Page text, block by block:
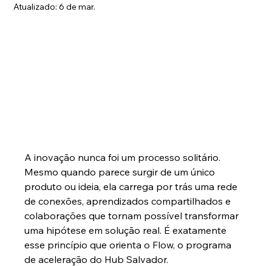
Atualizado:6 de mar.
A inovação nunca foi um processo solitário.
Mesmo quando parece surgir de um único
produto ou ideia, ela carrega por trás uma rede
de conexões, aprendizados compartilhados e
colaborações que tornam possível transformar
uma hipótese em solução real. É exatamente
esse princípio que orienta o Flow, o programa
de aceleração do Hub Salvador.